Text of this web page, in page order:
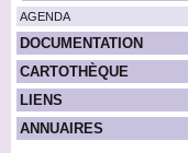
AGENDA
DOCUMENTATION
CARTOTHÈQUE
LIENS
ANNUAIRES